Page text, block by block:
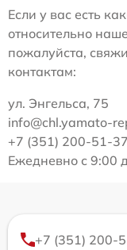
Если у вас есть
относительно
пожалуйста,
контактам:
ул. Энгельса, 75
info@chl.yamato-
+7 (351) 200-51-37
Ежедневно с 9:00
+7 (351) 200-